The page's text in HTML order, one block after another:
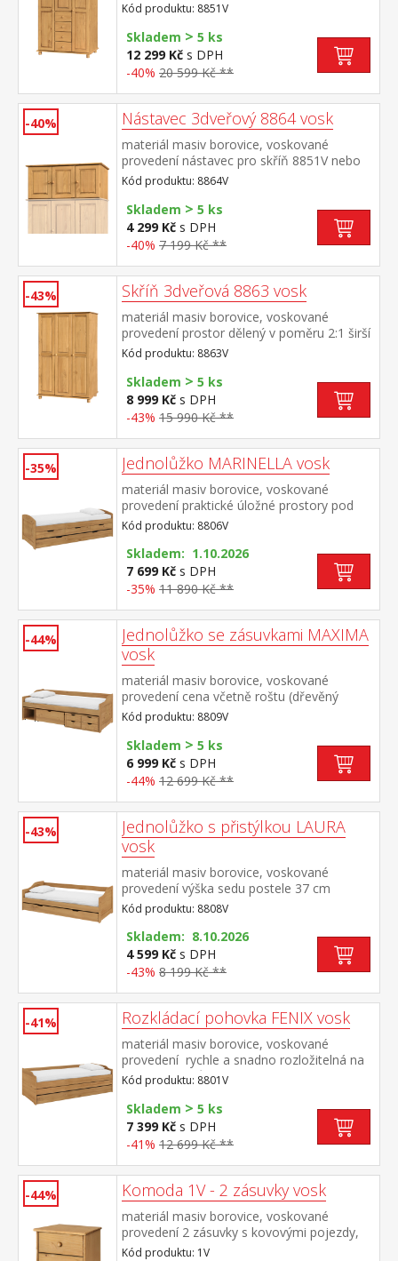
pojezdy v levé části dvě šatní tyče, ve
střední části 1 police a v pravé části 3
police doporučený nástavec 8864V
Kód produktu: 8851V
Skladem > 5 ks
12 299 Kč s DPH
-40% 20 599 Kč **
-40% Nástavec 3dveřový 8864 vosk
materiál masiv borovice, voskované
provedení nástavec pro skříň 8851V nebo
8863V
Kód produktu: 8864V
Skladem > 5 ks
4 299 Kč s DPH
-40% 7 199 Kč **
-43% Skříň 3dveřová 8863 vosk
materiál masiv borovice, voskované
provedení prostor dělený v poměru 2:1 širší
část šatní tyč a police, užší část 3 variabilní
police doporučený nástavec 8864V
Kód produktu: 8863V
Skladem > 5 ks
8 999 Kč s DPH
-43% 15 990 Kč **
-35% Jednolůžko MARINELLA vosk
materiál masiv borovice, voskované
provedení praktické úložné prostory pod
postelí (3 zásuvky) v ceně cena včetně roštu
(dřevěný laťkový), matrace není v
ceně doporučený rozměr matrace 90 × 200
cm (M2, M5, M9, M12, M24, M26) výsuv
možno využít jako úložný prostor nebo
pro přistýlku 10 cm
Kód produktu: 8806V
Skladem: 1.10.2026
7 699 Kč s DPH
-35% 11 890 Kč **
-44%
Jednolůžko se zásuvkami MAXIMA
vosk
materiál masiv borovice, voskované
provedení cena včetně roštu (dřevěný
laťkový), matrace není v ceně doporučený
rozměr matrace 90 × 200 cm (M2, M5, M9,
M12, M24, M26) praktické úložné prostory
pod postelí (5 zásuvek) v ceně
Kód produktu: 8809V
Skladem > 5 ks
6 999 Kč s DPH
-44% 12 699 Kč **
-43%
Jednolůžko s přistýlkou LAURA
vosk
materiál masiv borovice, voskované
provedení výška sedu postele 37 cm
dřevěné laťkové rošty jsou v ceně, matrace
nejsou v ceně výsuv možno využít jako
úložný prostor nebo jako přistýlku
doporučená výška matrace pro přistýlku 10
cm doporučený rozměr matrací 90 × 200
Kód produktu: 8808V
Skladem: 8.10.2026
4 599 Kč s DPH
-43% 8 199 Kč **
-41% Rozkládací pohovka FENIX vosk
materiál masiv borovice, voskované
provedení rychle a snadno rozložitelná na
dvě nebo tři lůžka dva laťkové rošty jsou
součástí dodávky matrace nejsou v ceně,
doporučený rozměr matrací 90 × 200
cm do rozložené pohovky Fenix je možno
použít libovolně vysoké matrace, v případě
přídavných lůžek matrace do výšky 11 cm
Kód produktu: 8801V
Skladem > 5 ks
7 399 Kč s DPH
-41% 12 699 Kč **
-44% Komoda 1V - 2 zásuvky vosk
materiál masiv borovice, voskované
provedení 2 zásuvky s kovovými pojezdy,
hloubka zásuvky 27,5 cm
Kód produktu: 1V